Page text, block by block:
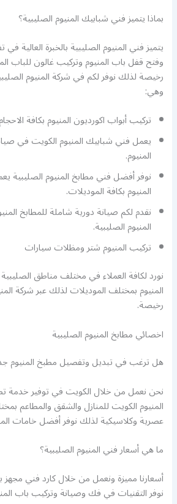
بماذا يتميز فني شبابيك المنيوم الصليبية؟
يتميز فني المنيوم الصليبية بالخبرة العالية
وفتح قفل باب المنيوم وتركيب غالون للباب
رخيصة لذلك نوفر لكم في شركة المنيوم
وهي:
تركيب أبواب اكورديون المنيوم بكافة
يعمل فني شبابيك المنيوم الكويت في
المنيوم.
نوفر أفضل فني مطابخ المنيوم
المنيوم بكافة الموديلات.
نقدم لكم صيانة دورية شاملة للمطابخ
المنيوم الصليبية.
تركيب المنيوم شتر ومظلات سيارات
نورد لكافة العملاء في مختلف مناطق
المنيوم بمختلف الموديلات لذلك عبر شركة
رخيصة.
اخصائي مطابخ المنيوم الصليبية
هل ترغب في تبديل وتفصيل مطبخ المنيوم
نحن نعمل من خلال الكويت في توفير خدمة
المنيوم الكويت للمنازل والشقق والمطاعم
عصرية وكلاسيكية لذلك نوفر أفضل خامات
ما هي أسعار فني المنيوم الصليبية؟
أسعارنا مميزة ونعمل من خلال كارد فني
نوفر التقنيات في فك وصيانة وتركيب باب